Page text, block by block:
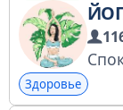
Здоровье